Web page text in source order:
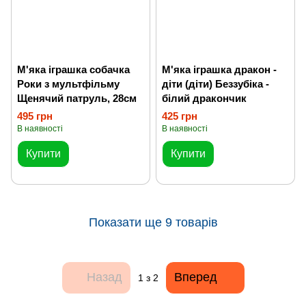
М'яка іграшка собачка
Роки з мультфільму
Щенячий патруль, 28см
495 грн
В наявності
Купити
М'яка іграшка дракон -
діти (діти) Беззубіка -
білий дракончик
425 грн
В наявності
Купити
Показати ще 9 товарів
Назад 1 з 2 Вперед